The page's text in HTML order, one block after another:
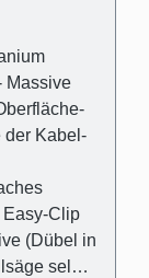
Massive
der Kabel-
Easy-Clip
(Dübel in
selbst